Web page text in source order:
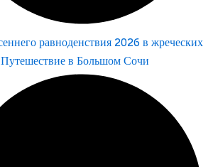
равноденствия 2026 в жреческих
Путешествие в Большом Сочи